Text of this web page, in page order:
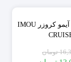
٪20
دوربین وایرلس آیمو کروزر IMOU
تومان